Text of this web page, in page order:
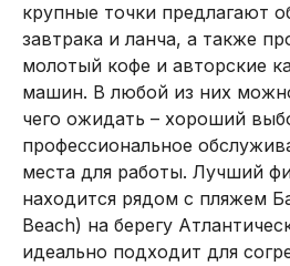
крупные точки предлагают
завтрака и ланча, а также
молотый кофе и авторские
машин. В любой из них
чего ожидать – хороший
профессиональное
места для работы. Лучший
находится рядом с пляжем
Beach) на берегу
идеально подходит для